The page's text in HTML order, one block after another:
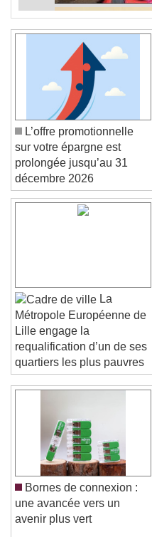
Play Video
Play
Skip Backward
Unmute
Current Time0:00
/
Duration-:-
Loaded:
L’offre promotionnelle
sur votre épargne est
prolongée jusqu’au 31
décembre 2026
La
Métropole Européenne de
Lille engage la
requalification d’un de ses
quartiers les plus pauvres
Bornes de connexion :
une avancée vers un